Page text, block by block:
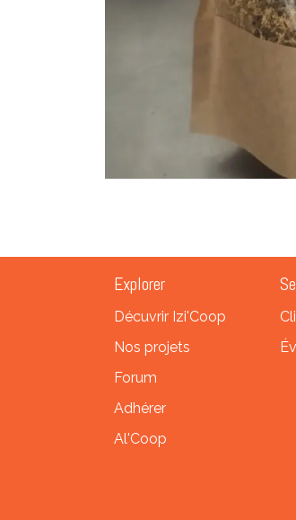
Explorer
Décuvrir Izi'Coop
Nos projets
Forum
Adhérer
Al'Coop